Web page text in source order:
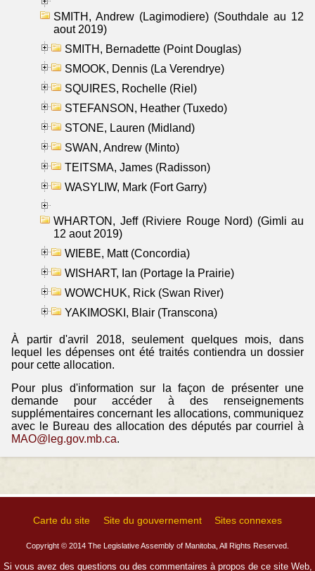
SMITH, Andrew (Lagimodiere) (Southdale au 12
aout 2019)
SMITH, Bernadette (Point Douglas)
SMOOK, Dennis (La Verendrye)
SQUIRES, Rochelle (Riel)
STEFANSON, Heather (Tuxedo)
STONE, Lauren (Midland)
SWAN, Andrew (Minto)
TEITSMA, James (Radisson)
WASYLIW, Mark (Fort Garry)
WHARTON, Jeff (Riviere Rouge Nord) (Gimli au
12 aout 2019)
WIEBE, Matt (Concordia)
WISHART, Ian (Portage la Prairie)
WOWCHUK, Rick (Swan River)
YAKIMOSKI, Blair (Transcona)
À partir d'avril 2018, seulement quelques mois, dans
lequel les dépenses ont été traités contiendra un dossier
pour cette allocation.
Pour plus d'information sur la façon de présenter une
demande pour accéder à des renseignements
supplémentaires concernant les allocations, communiquez
avec le Bureau des allocation des députés par courriel à
MAO@leg.gov.mb.ca.
Carte du site Site du gouvernement Sites connexes
Copyright © 2014 The Legislative Assembly of Manitoba, All Rights Reserved.
Si vous avez des questions ou des commentaires à propos de ce site Web,